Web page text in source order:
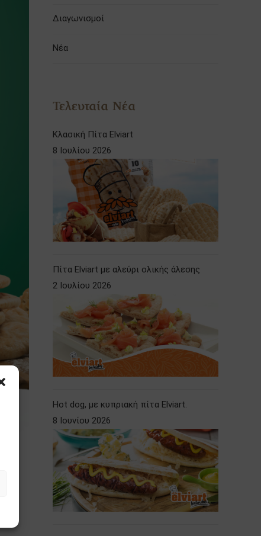
Διαγωνισμοί
Νέα
Τελευταία Νέα
Κλασική Πίτα Elviart
8 Ιουλίου 2026
Πίτα Elviart με αλεύρι ολικής άλεσης
2 Ιουλίου 2026
Hot dog, με κυπριακή πίτα Elviart.
8 Ιουνίου 2026